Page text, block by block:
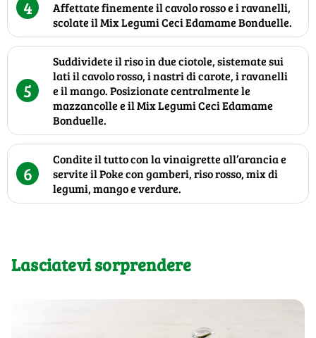
4
Affettate finemente il cavolo rosso e i ravanelli,
scolate il Mix Legumi Ceci Edamame Bonduelle.
5
Suddividete il riso in due ciotole, sistemate sui
lati il cavolo rosso, i nastri di carote, i ravanelli
e il mango. Posizionate centralmente le
mazzancolle e il Mix Legumi Ceci Edamame
Bonduelle.
6
Condite il tutto con la vinaigrette all’arancia e
servite il Poke con gamberi, riso rosso, mix di
legumi, mango e verdure.
Lasciatevi sorprendere